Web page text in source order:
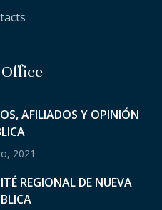
AFILIADOS Y OPINIÓN
2021
REGIONAL DE NUEVA